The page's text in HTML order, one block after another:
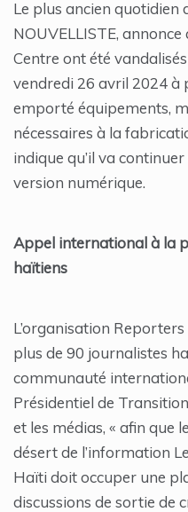
Le plus ancien quotidien
NOUVELLISTE,
Centre ont été
vendredi 26 avril 2024 à
emporté équipements,
nécessaires à la
indique qu’il va
version numérique.
Appel international à la
haïtiens
L’organisation
plus de 90 journalistes
communauté
Présidentiel de
et les médias, « afin que
désert de l’information
Haïti doit occuper une
discussions de sortie de